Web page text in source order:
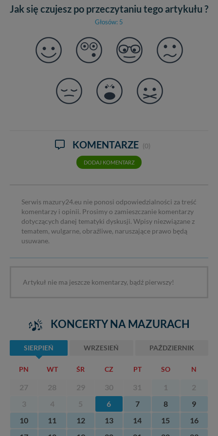
Jak się czujesz po przeczytaniu tego artykułu ?
Głosów: 5
KOMENTARZE (0)
DODAJ KOMENTARZ
Serwis mazury24.eu nie ponosi odpowiedzialności za treść
komentarzy i opinii. Prosimy o zamieszczanie komentarzy
dotyczących danej tematyki dyskusji. Wpisy niezwiązane z
tematem, wulgarne, obraźliwe, naruszające prawo będą
usuwane.
Artykuł nie ma jeszcze komentarzy, bądź pierwszy!
KONCERTY NA MAZURACH
SIERPIEŃ WRZESIEŃ PAŹDZIERNIK
PN WT ŚR CZ PT SO N
27 28 29 30 31 1
2
3
4 5 6 7 8
9
10
11 12 13 14 15
16